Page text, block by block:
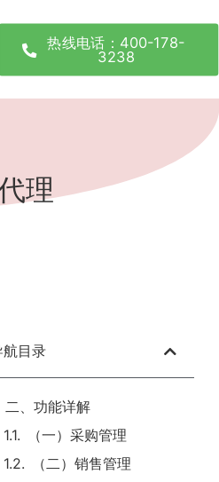
热线电话：400-178-
3238
理
航目录
二、功能详解
（一）采购管理
（二）销售管理